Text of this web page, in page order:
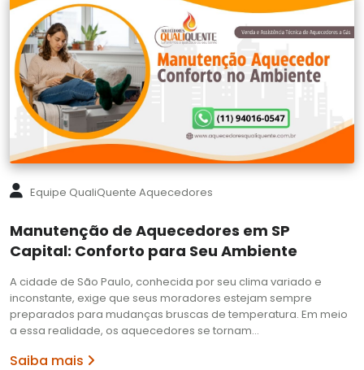
Equipe QualiQuente Aquecedores
Manutenção de Aquecedores em SP
Capital: Conforto para Seu Ambiente
A cidade de São Paulo, conhecida por seu clima variado e
inconstante, exige que seus moradores estejam sempre
preparados para mudanças bruscas de temperatura. Em meio
a essa realidade, os aquecedores se tornam…
Saiba mais